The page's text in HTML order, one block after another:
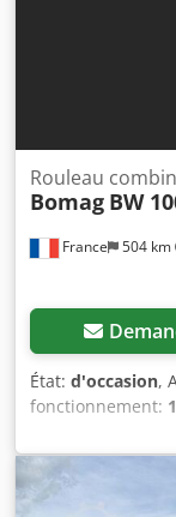
France 504 km
Rouleau
Bomag BW
État: d'occasion,
fonctionnement:
Rouleau
: France 🚛
notre calculateur
transport ! 💰